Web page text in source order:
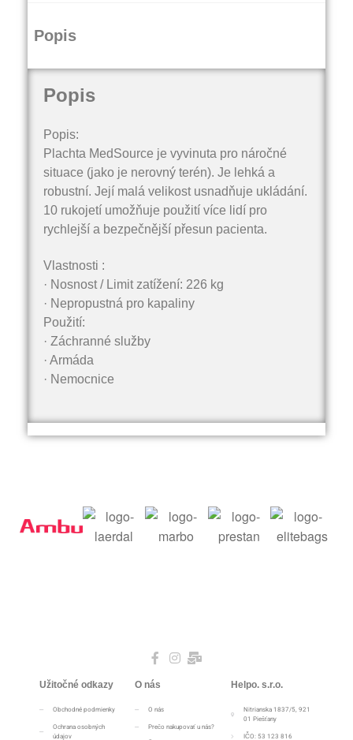
Popis
Popis
Popis:
Plachta MedSource je vyvinuta pro náročné
situace (jako je nerovný terén). Je lehká a
robustní. Její malá velikost usnadňuje ukládání.
10 rukojetí umožňuje použití více lidí pro
rychlejší a bezpečnější přesun pacienta.
Vlastnosti :
· Nosnost / Limit zatížení: 226 kg
· Nepropustná pro kapaliny
Použití:
· Záchranné služby
· Armáda
· Nemocnice
Užitočné odkazy
Obchodné podmienky
Ochrana osobných
údajov
O nás
O nás
Prečo nakupovať u nás?
Helpo. s.r.o.
Nitrianska 1837/5, 921
01 Piešťany
IČO: 53 123 816